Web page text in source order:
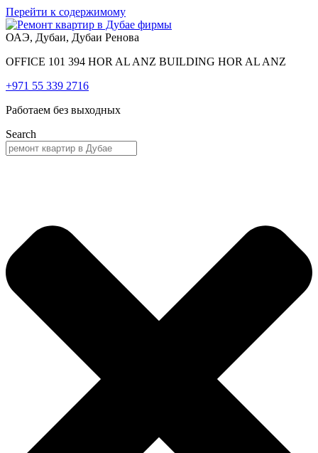
Перейти к содержимому
ОАЭ, Дубаи, Дубаи Ренова
OFFICE 101 394 HOR AL ANZ BUILDING HOR AL ANZ
+971 55 339 2716
Работаем без выходных
Search